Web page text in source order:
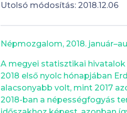
Utolsó módosítás: 2018.12.06
Népmozgalom, 2018.
A megyei statisztikai
2018 első nyolc hónapjában
alacsonyabb volt, mint 2017
2018-ban a népességfogyás